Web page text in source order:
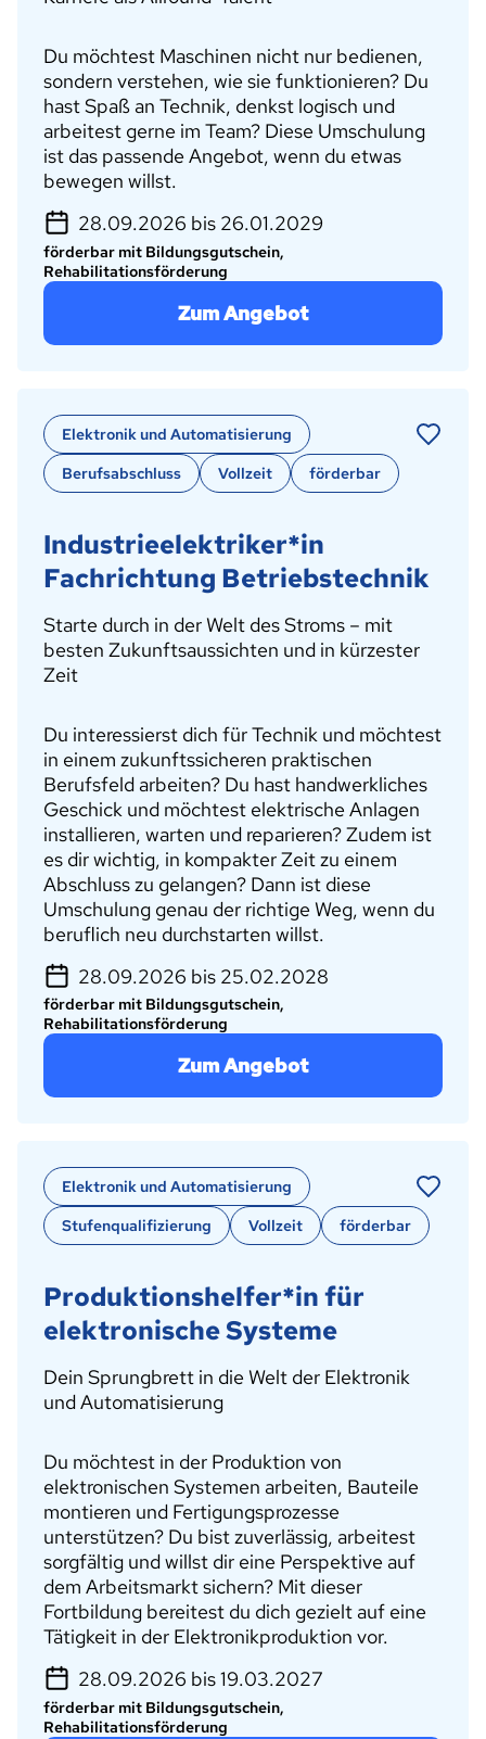
Du möchtest Maschinen nicht nur bedienen,
sondern verstehen, wie sie funktionieren? Du
hast Spaß an Technik, denkst logisch und
arbeitest gerne im Team? Diese Umschulung
ist das passende Angebot, wenn du etwas
bewegen willst.
28.09.2026 bis 26.01.2029
förderbar mit Bildungsgutschein,
Rehabilitationsförderung
Zum Angebot
Elektronik und Automatisierung
Berufsabschluss
Vollzeit förderbar
Industrieelektriker*in
Fachrichtung Betriebstechnik
Starte durch in der Welt des Stroms – mit
besten Zukunftsaussichten und in kürzester
Zeit
Du interessierst dich für Technik und möchtest
in einem zukunftssicheren praktischen
Berufsfeld arbeiten? Du hast handwerkliches
Geschick und möchtest elektrische Anlagen
installieren, warten und reparieren? Zudem ist
es dir wichtig, in kompakter Zeit zu einem
Abschluss zu gelangen? Dann ist diese
Umschulung genau der richtige Weg, wenn du
beruflich neu durchstarten willst.
28.09.2026 bis 25.02.2028
förderbar mit Bildungsgutschein,
Rehabilitationsförderung
Zum Angebot
Elektronik und Automatisierung
Stufenqualifizierung
Vollzeit förderbar
Produktionshelfer*in für
elektronische Systeme
Dein Sprungbrett in die Welt der Elektronik
und Automatisierung
Du möchtest in der Produktion von
elektronischen Systemen arbeiten, Bauteile
montieren und Fertigungsprozesse
unterstützen? Du bist zuverlässig, arbeitest
sorgfältig und willst dir eine Perspektive auf
dem Arbeitsmarkt sichern? Mit dieser
Fortbildung bereitest du dich gezielt auf eine
Tätigkeit in der Elektronikproduktion vor.
28.09.2026 bis 19.03.2027
förderbar mit Bildungsgutschein,
Rehabilitationsförderung